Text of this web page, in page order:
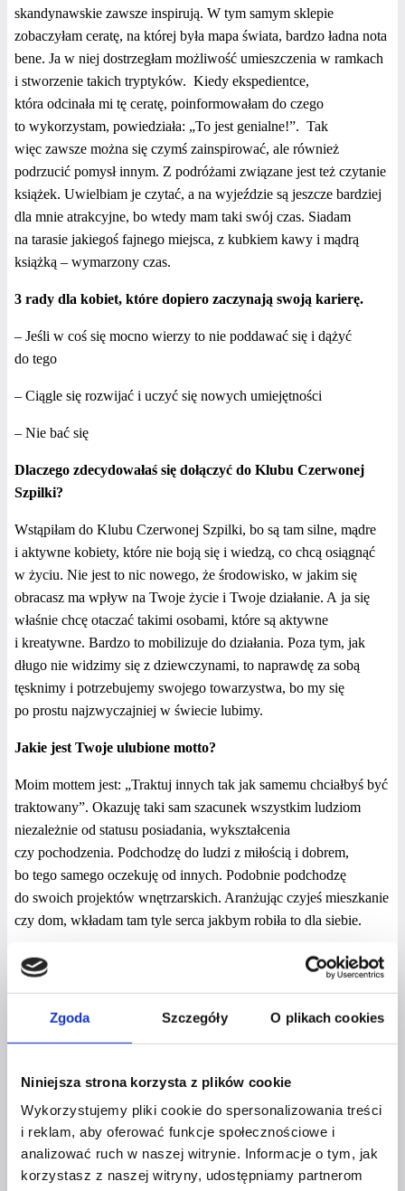
Zgoda Szczegóły O plikach cookies
Niniejsza strona korzysta z plików cookie
Wykorzystujemy pliki cookie do spersonalizowania treści
i reklam, aby oferować funkcje społecznościowe i
analizować ruch w naszej witrynie. Informacje o tym, jak
korzystasz z naszej witryny, udostępniamy partnerom
skandynawskie zawsze inspirują. W tym samym sklepie
zobaczyłam ceratę, na której była mapa świata, bardzo ładna nota
bene. Ja w niej dostrzegłam możliwość umieszczenia w ramkach
i stworzenie takich tryptyków. Kiedy ekspedientce,
która odcinała mi tę ceratę, poinformowałam do czego
to wykorzystam, powiedziała: „To jest genialne!”. Tak
więc zawsze można się czymś zainspirować, ale również
podrzucić pomysł innym. Z podróżami związane jest też czytanie
książek. Uwielbiam je czytać, a na wyjeździe są jeszcze bardziej
dla mnie atrakcyjne, bo wtedy mam taki swój czas. Siadam
na tarasie jakiegoś fajnego miejsca, z kubkiem kawy i mądrą
książką – wymarzony czas.
3 rady dla kobiet, które dopiero zaczynają swoją karierę.
– Jeśli w coś się mocno wierzy to nie poddawać się i dążyć
do tego
– Ciągle się rozwijać i uczyć się nowych umiejętności
– Nie bać się
Dlaczego zdecydowałaś się dołączyć do Klubu Czerwonej
Szpilki?
Wstąpiłam do Klubu Czerwonej Szpilki, bo są tam silne, mądre
i aktywne kobiety, które nie boją się i wiedzą, co chcą osiągnąć
w życiu. Nie jest to nic nowego, że środowisko, w jakim się
obracasz ma wpływ na Twoje życie i Twoje działanie. A ja się
właśnie chcę otaczać takimi osobami, które są aktywne
i kreatywne. Bardzo to mobilizuje do działania. Poza tym, jak
długo nie widzimy się z dziewczynami, to naprawdę za sobą
tęsknimy i potrzebujemy swojego towarzystwa, bo my się
po prostu najzwyczajniej w świecie lubimy.
Jakie jest Twoje ulubione motto?
Moim mottem jest: „Traktuj innych tak jak samemu chciałbyś być
traktowany”. Okazuję taki sam szacunek wszystkim ludziom
niezależnie od statusu posiadania, wykształcenia
czy pochodzenia. Podchodzę do ludzi z miłością i dobrem,
bo tego samego oczekuję od innych. Podobnie podchodzę
do swoich projektów wnętrzarskich. Aranżując czyjeś mieszkanie
czy dom, wkładam tam tyle serca jakbym robiła to dla siebie.
Kochana, dziękujemy za rozmowę ;*
[et_pb_team_member name=”Marta Drozd” position=”Home
Stager & Dekorator Wnętrz”
image_url=”https://czerwonaszpilka.pl/wp-
facebook_url=”https://www.facebook.com/marta.bojordrozd”
_builder_version=”4.7.7″
link_option_url=”https://czerwonaszpilka.pl/project/finansowanie-
wroclaw-anna-oldak/” link_option_url_new_window=”on”
locked=”off”][/et_pb_team_member]